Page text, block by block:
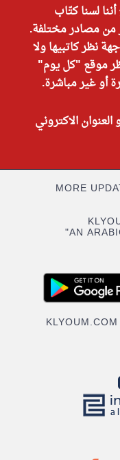
لسنا كتّاب
من مصادر مختلفة.
نظر كاتبيها ولا
موقع "كل يوم"
أو غير مباشرة.
الاكتروني
MORE
"AN